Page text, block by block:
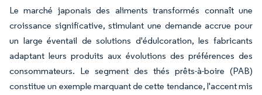
Le marché japonais des aliments transformés connaît une
croissance significative, stimulant une demande accrue pour
un large éventail de solutions d'édulcoration, les fabricants
adaptant leurs produits aux évolutions des préférences des
consommateurs. Le segment des thés prêts-à-boire (PAB)
constitue un exemple marquant de cette tendance, l'accent mis